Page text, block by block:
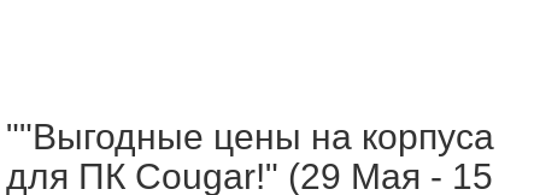
""Выгодные цены на корпуса
для ПК Cougar!" (29 Мая - 15